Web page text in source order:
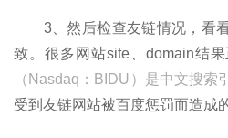
3、然后检查友链情况，看看
致。很多网站site、domain结
（Nasdaq：BIDU）是中文搜索
受到友链网站被百度惩罚而造成的